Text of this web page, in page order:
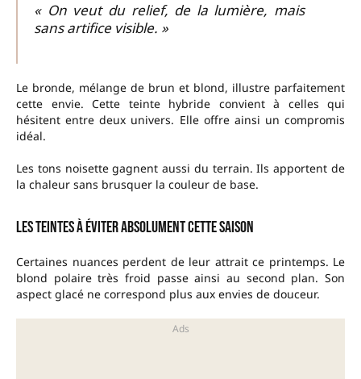
« On veut du relief, de la lumière, mais
sans artifice visible. »
Le bronde, mélange de brun et blond, illustre parfaitement
cette envie. Cette teinte hybride convient à celles qui
hésitent entre deux univers. Elle offre ainsi un compromis
idéal.
Les tons noisette gagnent aussi du terrain. Ils apportent de
la chaleur sans brusquer la couleur de base.
Les teintes à éviter absolument cette saison
Certaines nuances perdent de leur attrait ce printemps. Le
blond polaire très froid passe ainsi au second plan. Son
aspect glacé ne correspond plus aux envies de douceur.